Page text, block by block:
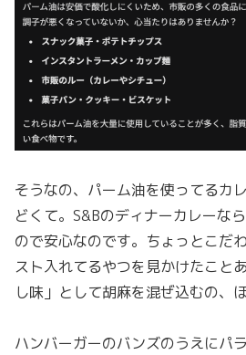
そうなの、パーム油を使ってるカ
どくて。S&Bのディナーカレーな
ので安心なのです。ちょっとこだ
スト入れてるやつを見かけたこと
し味」として胡麻を混ぜ込むの、
ハンバーガーのバンズのうえにパ